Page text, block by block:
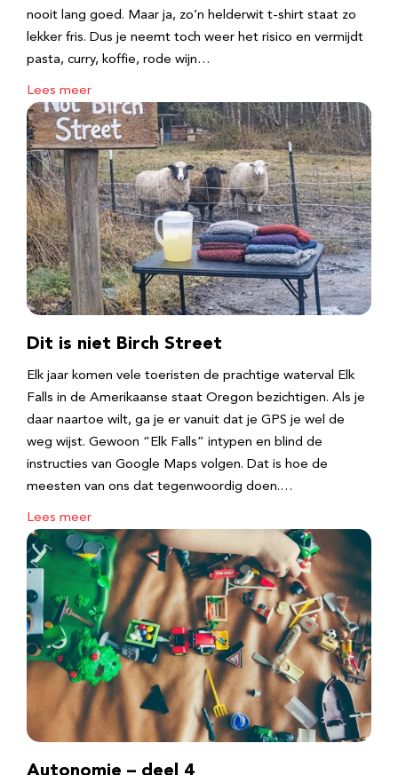
nooit lang goed. Maar ja, zo’n helderwit t-shirt staat zo
lekker fris. Dus je neemt toch weer het risico en vermijdt
pasta, curry, koffie, rode wijn…
Lees meer
Dit is niet Birch Street
Elk jaar komen vele toeristen de prachtige waterval Elk
Falls in de Amerikaanse staat Oregon bezichtigen. Als je
daar naartoe wilt, ga je er vanuit dat je GPS je wel de
weg wijst. Gewoon “Elk Falls” intypen en blind de
instructies van Google Maps volgen. Dat is hoe de
meesten van ons dat tegenwoordig doen.…
Lees meer
Autonomie – deel 4